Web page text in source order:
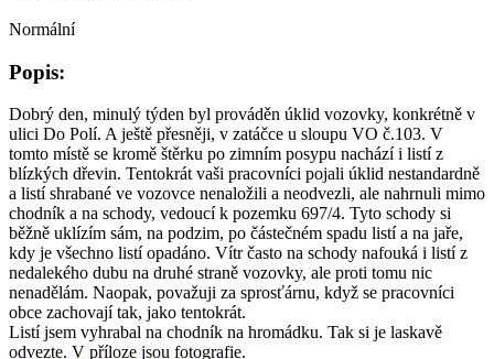
Normální
Popis:
Dobrý den, minulý týden byl prováděn úklid vozovky, konkrétně v
ulici Do Polí. A ještě přesněji, v zatáčce u sloupu VO č.103. V
tomto místě se kromě štěrku po zimním posypu nachází i listí z
blízkých dřevin. Tentokrát vaši pracovníci pojali úklid nestandardně
a listí shrabané ve vozovce nenaložili a neodvezli, ale nahrnuli mimo
chodník a na schody, vedoucí k pozemku 697/4. Tyto schody si
běžně uklízím sám, na podzim, po částečném spadu listí a na jaře,
kdy je všechno listí opadáno. Vítr často na schody nafouká i listí z
nedalekého dubu na druhé straně vozovky, ale proti tomu nic
nenadělám. Naopak, považuji za sprosťárnu, když se pracovníci
obce zachovají tak, jako tentokrát.
Listí jsem vyhrabal na chodník na hromádku. Tak si je laskavě
odvezte. V příloze jsou fotografie.